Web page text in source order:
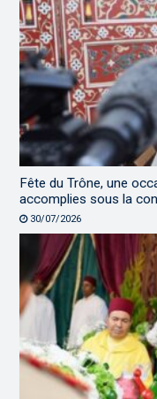
Fête du Trône, une
accomplies sous la
30/07/2026